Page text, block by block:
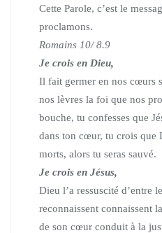
Cette Parole, c’est le
proclamons.
Romains 10/ 8.9
Je crois en Dieu,
Il fait germer en nos cœurs
nos lèvres la foi que nos
bouche, tu confesses que
dans ton cœur, tu crois que
morts, alors tu seras sauvé.
Je crois en Jésus,
Dieu l’a ressuscité d’entre
reconnaissent connaissent
de son cœur conduit à la